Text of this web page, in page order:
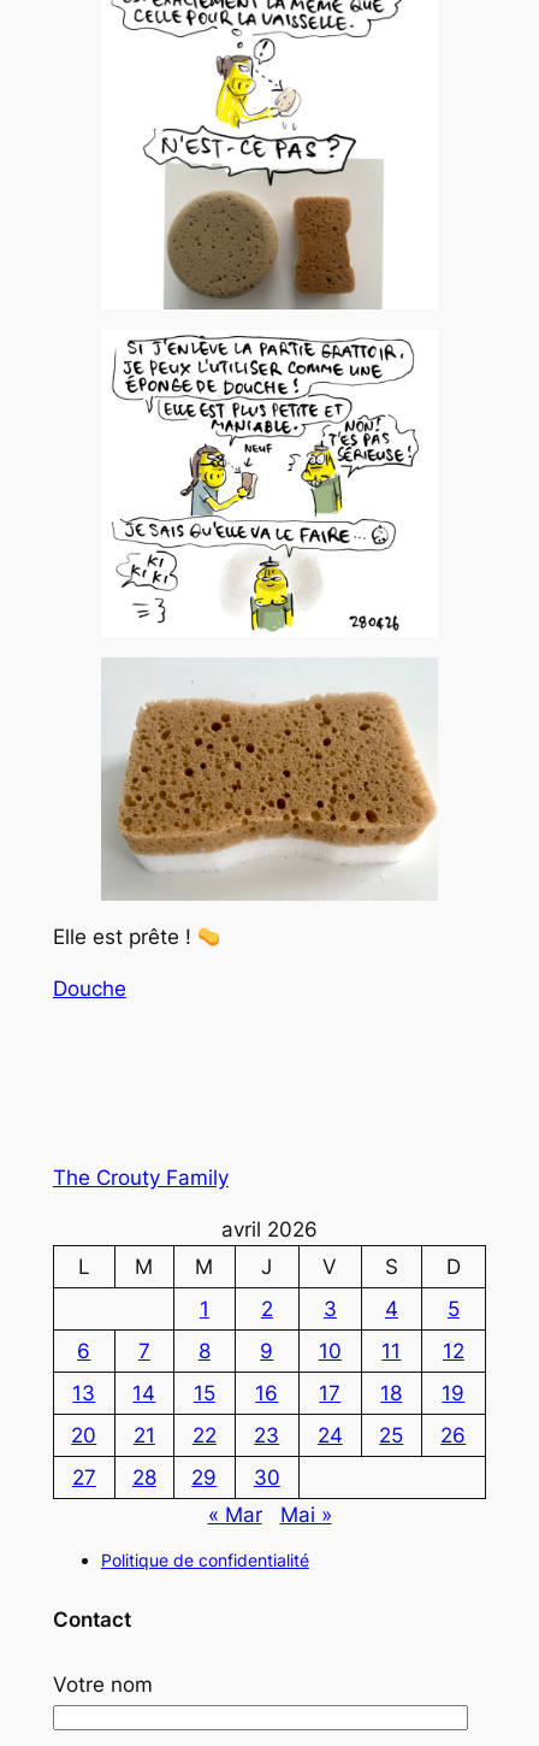
Elle est prête !
Douche
The Crouty Family
avril 2026
L
M M J V S
D
1
2 3 4
5
6
7 8 9 10 11
12
13
14 15 16 17 18
19
20
21 22 23 24 25
26
27
28 29
30
« Mar
Mai »
Politique de confidentialité
Contact
Votre nom